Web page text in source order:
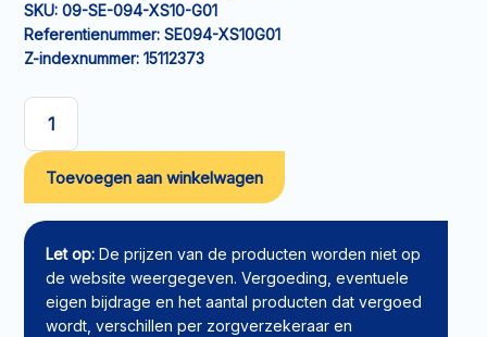
SKU: 09-SE-094-XS10-G01
Referentienummer: SE094-XS10G01
Z-indexnummer: 15112373
SENI
Super
XS
aantal
Toevoegen aan winkelwagen
Let op: De prijzen van de producten worden niet op
de website weergegeven. Vergoeding, eventuele
eigen bijdrage en het aantal producten dat vergoed
wordt, verschillen per zorgverzekeraar en